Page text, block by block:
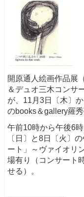
開原通人絵画作品展
＆デュオ三木コンサ
が、11月3日〔木〕
のbooks＆gallery羅
午前10時から午後6
〔日〕と8日〔火〕
ート」～ヴァイオリ
場有り（コンサート
せる）。